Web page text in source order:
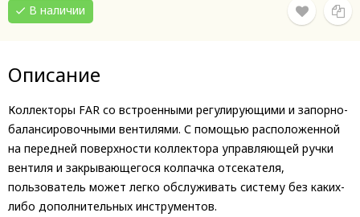
В наличии
Описание
Коллекторы FAR со встроенными регулирующими и запорно-
балансировочными вентилями. С помощью расположенной
на передней поверхности коллектора управляющей ручки
вентиля и закрывающегося колпачка отсекателя,
пользователь может легко обслуживать систему без каких-
либо дополнительных инструментов.